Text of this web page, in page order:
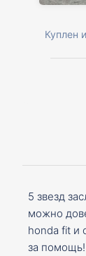
Куплен
5 звезд
можно
honda fit и
за